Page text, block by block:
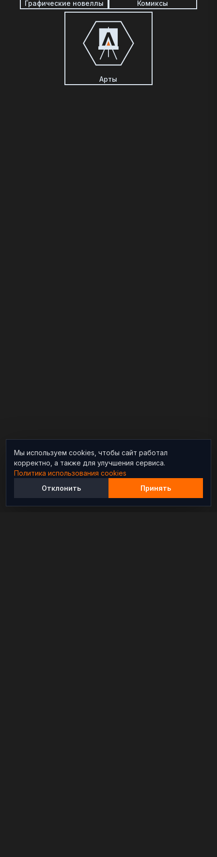
Графические новеллы Комиксы
Арты
Мы используем cookies, чтобы сайт работал
корректно, а также для улучшения сервиса.
Политика использования cookies
Отклонить
Принять